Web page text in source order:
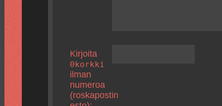
Kirjoita
0korkki
ilman
numeroa
(roskapostin